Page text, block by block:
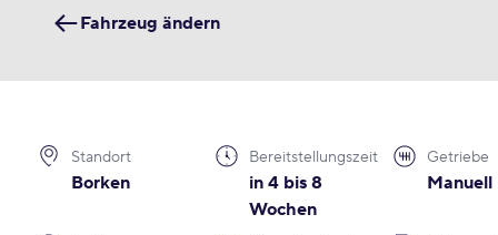
Fahrzeug ändern
Standort
Borken
Bereitstellungszeit
in 4 bis 8
Wochen
Getriebe
Manuell